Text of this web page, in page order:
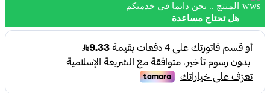
المنتج .. نحن دائما في خدمتكم
هل تحتاج مساعدة